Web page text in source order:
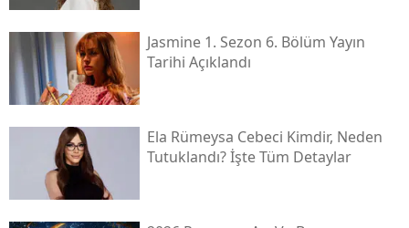
Jasmine 1. Sezon 6. Bölüm Yayın
Tarihi Açıklandı
Ela Rümeysa Cebeci Kimdir, Neden
Tutuklandı? İşte Tüm Detaylar